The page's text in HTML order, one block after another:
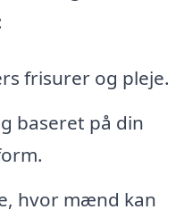
frisurer og pleje.
baseret på din
hvor mænd kan